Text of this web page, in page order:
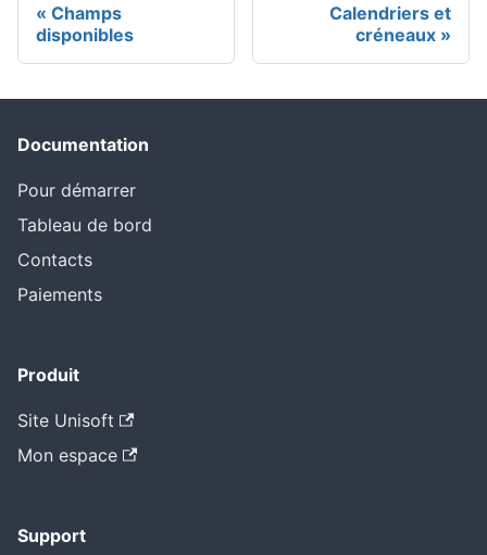
Champs
disponibles
Calendriers et
créneaux
Documentation
Pour démarrer
Tableau de bord
Contacts
Paiements
Produit
Site Unisoft
Mon espace
Support